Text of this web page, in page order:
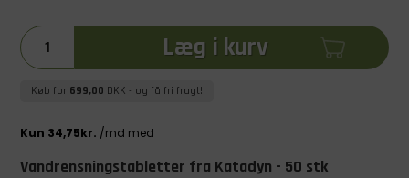
Læg i kurv
Køb for 699,00 DKK - og få fri fragt!
Vandrensningstabletter fra Katadyn - 50 stk